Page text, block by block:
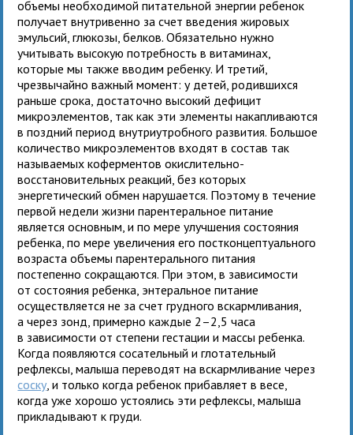
объемы необходимой питательной энергии ребенок
получает внутривенно за счет введения жировых
эмульсий, глюкозы, белков. Обязательно нужно
учитывать высокую потребность в витаминах,
которые мы также вводим ребенку. И третий,
чрезвычайно важный момент: у детей, родившихся
раньше срока, достаточно высокий дефицит
микроэлементов, так как эти элементы накапливаются
в поздний период внутриутробного развития. Большое
количество микроэлементов входят в состав так
называемых коферментов окислительно-
восстановительных реакций, без которых
энергетический обмен нарушается. Поэтому в течение
первой недели жизни парентеральное питание
является основным, и по мере улучшения состояния
ребенка, по мере увеличения его постконцептуального
возраста объемы парентерального питания
постепенно сокращаются. При этом, в зависимости
от состояния ребенка, энтеральное питание
осуществляется не за счет грудного вскармливания,
а через зонд, примерно каждые 2–2,5 часа
в зависимости от степени гестации и массы ребенка.
Когда появляются сосательный и глотательный
рефлексы, малыша переводят на вскармливание через
соску , и только когда ребенок прибавляет в весе,
когда уже хорошо устоялись эти рефлексы, малыша
прикладывают к груди.